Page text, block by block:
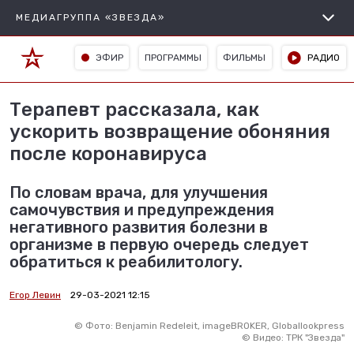
МЕДИАГРУППА «ЗВЕЗДА»
ЭФИР ПРОГРАММЫ ФИЛЬМЫ РАДИО
Терапевт рассказала, как
ускорить возвращение обоняния
после коронавируса
По словам врача, для улучшения
самочувствия и предупреждения
негативного развития болезни в
организме в первую очередь следует
обратиться к реабилитологу.
Егор Левин 29-03-2021 12:15
© Фото: Benjamin Redeleit, imageBROKER, Globallookpress
© Видео: ТРК "Звезда"